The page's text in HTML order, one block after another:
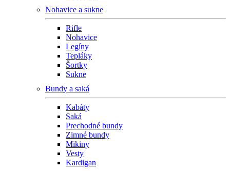
Nohavice a sukne
Rifle
Nohavice
Legíny
Tepláky
Šortky
Sukne
Bundy a saká
Kabáty
Saká
Prechodné bundy
Zimné bundy
Mikiny
Vesty
Kardigan